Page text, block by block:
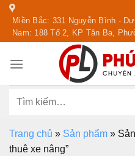
Skip
content
Miền Bắc: 331 Nguyễn Bình -
Nam: 188 Tổ 2, KP Tân Ba,
Tìm
Trang chủ » Sản phẩm »
thuê xe nâng”